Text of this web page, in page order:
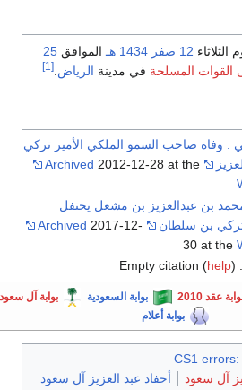
12 صفر 1434 هـ الموافق25
المسلحةفي مدينةالرياض .
صاحب السمو الملكي الأمير تركي
Archived2012-12-28 at the
عبدالعزيز بن مشعل يحتفل
بن سلطان
Archived2017-12-
30 at
Empty citation (
2010 بوابة السعودية
بوابة آل سعود
بوابة أعلام
CS1
سعود
أحفاد عبد العزيز آل سعود